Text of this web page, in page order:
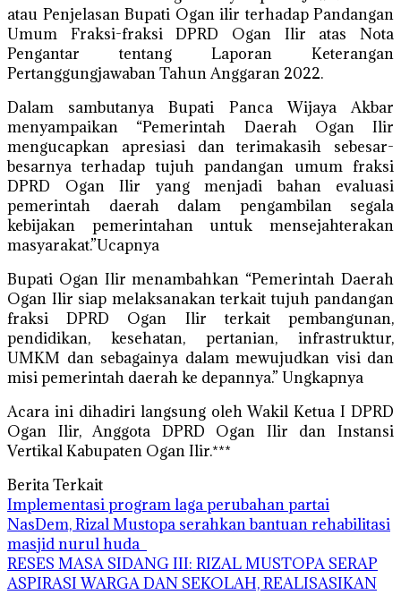
atau Penjelasan Bupati Ogan ilir terhadap Pandangan
Umum Fraksi-fraksi DPRD Ogan Ilir atas Nota
Pengantar tentang Laporan Keterangan
Pertanggungjawaban Tahun Anggaran 2022.
Dalam sambutanya Bupati Panca Wijaya Akbar
menyampaikan “Pemerintah Daerah Ogan Ilir
mengucapkan apresiasi dan terimakasih sebesar-
besarnya terhadap tujuh pandangan umum fraksi
DPRD Ogan Ilir yang menjadi bahan evaluasi
pemerintah daerah dalam pengambilan segala
kebijakan pemerintahan untuk mensejahterakan
masyarakat.”Ucapnya
Bupati Ogan Ilir menambahkan “Pemerintah Daerah
Ogan Ilir siap melaksanakan terkait tujuh pandangan
fraksi DPRD Ogan Ilir terkait pembangunan,
pendidikan, kesehatan, pertanian, infrastruktur,
UMKM dan sebagainya dalam mewujudkan visi dan
misi pemerintah daerah ke depannya.” Ungkapnya
Acara ini dihadiri langsung oleh Wakil Ketua I DPRD
Ogan Ilir, Anggota DPRD Ogan Ilir dan Instansi
Vertikal Kabupaten Ogan Ilir.***
Berita Terkait
Implementasi program laga perubahan partai
NasDem, Rizal Mustopa serahkan bantuan rehabilitasi
masjid nurul huda
RESES MASA SIDANG III: RIZAL MUSTOPA SERAP
ASPIRASI WARGA DAN SEKOLAH, REALISASIKAN